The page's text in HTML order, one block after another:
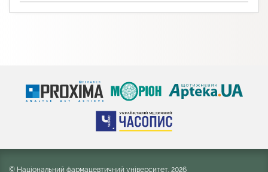
© Національний фармацевтичний університет, 2026